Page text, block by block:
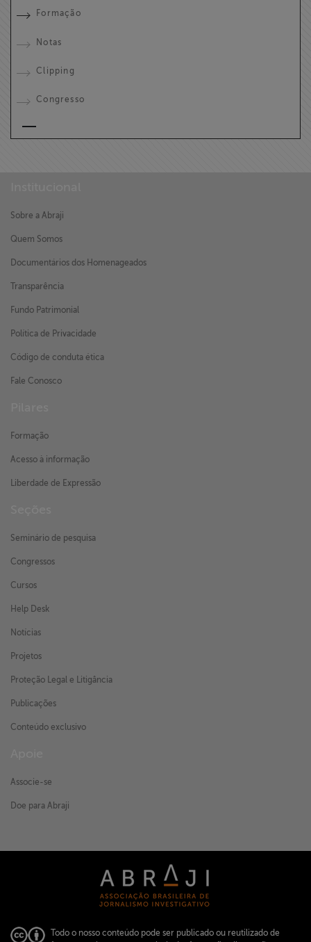
Formação
Notas
Clipping
Congresso
Sobre a Abraji
Quem Somos
Documentários dos Homenageados
Transparência
Fundo Patrimonial
Política de Privacidade
Código de conduta ética
Fale Conosco
Formação
Acesso à informação
Liberdade de Expressão
Seminário de pesquisa
Congressos
Cursos
Help Desk
Notícias
Projetos
Proteção Legal e Litigância
Publicações
Conteúdo exclusivo
Associe-se
Doe para Abraji
Todo o nosso conteúdo pode ser publicado ou reutilizado de